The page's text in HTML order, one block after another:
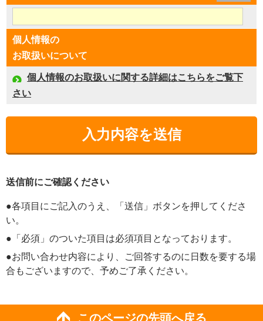
個人情報の
お取扱いについて
個人情報のお取扱いに関する詳細はこちらをご覧下
さい
送信前にご確認ください
●各項目にご記入のうえ、「送信」ボタンを押してくださ
い。
●「必須」のついた項目は必須項目となっております。
●お問い合わせ内容により、ご回答するのに日数を要する場
合もございますので、予めご了承ください。
このページの先頭へ戻る